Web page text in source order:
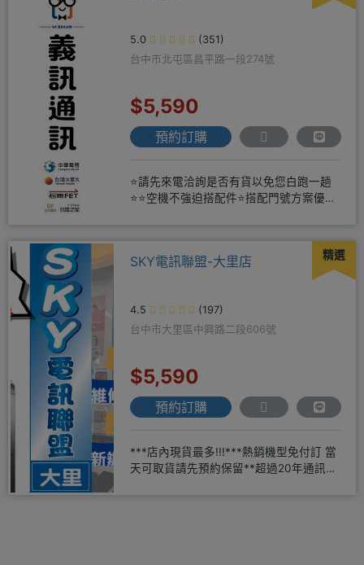
5.0
(351)
台中市北屯區昌平路一段274號
$5,590
預約訂購
⭐請先來電洽詢是否有貨以免您白跑一趟
⭐⭐空機不強迫搭配件⭐搭配門號方案優惠
精選
SKY電訊聯盟-大里店
4.5
(197)
台中市大里區中興路二段606號
$5,590
預約訂購
***店內現貨最多!!!***熱銷機型免付訂 當
天可取貨請先預約保留**超過20年通訊經